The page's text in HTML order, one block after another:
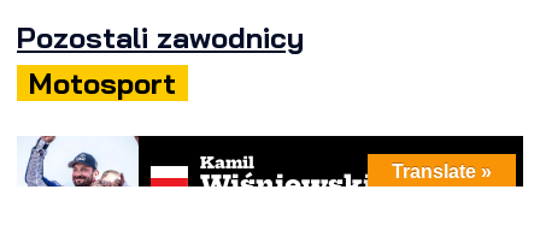
Pozostali zawodnicy
Motosport
Kamil
Wiśniewski Translate »